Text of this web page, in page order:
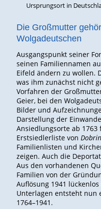
Ursprungsort in
Die Großmutter
Wolgadeutschen
Ausgangspunkt seiner
seinen Familiennamen
Eifeld ändern zu wollen.
was ihm zunächst nicht
Vorfahren der
Geier, bei den
Bilder und
Darstellung der
Ansiedlungsorte ab
Erstsiedlerliste von
Familienlisten und
zeigen. Auch die
Aus den vorhandenen
Familien von der
Auflösung 1941
Unterlagen entsteht nun
1764–1941.